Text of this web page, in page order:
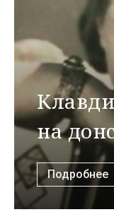
на
Подробнее